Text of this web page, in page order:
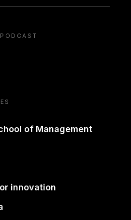
podcast
of Management
innovation